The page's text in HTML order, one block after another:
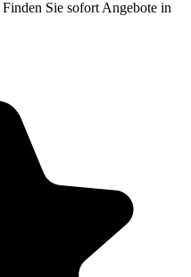
Sie sofort Angebote in